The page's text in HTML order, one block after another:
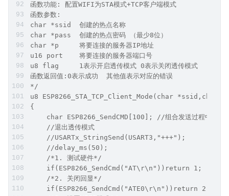
函数功能: 配置WIFI为STA模式+TCP客户端模式
函数参数:
char *ssid  创建的热点名称
char *pass  创建的热点密码 （最少8位）
char *p     将要连接的服务器IP地址
u16 port    将要连接的服务器端口号
u8 flag     1表示开启透传模式 0表示关闭透传模式
函数返回值:0表示成功  其他值表示对应的错误
*/
u8 ESP8266_STA_TCP_Client_Mode(char
{
char ESP8266_SendCMD[100]; //组合发送过程中的命
    //退出透传模式
    //USARTx_StringSend(USART3,"+++");
    //delay_ms(50);
    /*1. 测试硬件*/
    if(ESP8266_SendCmd("AT\r\n"))return 1;
    /*2. 关闭回显*/
    if(ESP8266_SendCmd("ATE0\r\n"))return 2;